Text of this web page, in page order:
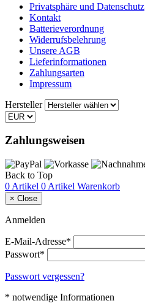
Privatsphäre und Datenschutz
Kontakt
Batterieverordnung
Widerrufsbelehrung
Unsere AGB
Lieferinformationen
Zahlungsarten
Impressum
Hersteller
Zahlungsweisen
Back to Top
0 Artikel 0 Artikel Warenkorb
× Close
Anmelden
E-Mail-Adresse*
Passwort*
Passwort vergessen?
* notwendige Informationen